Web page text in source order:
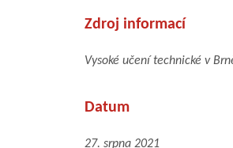
Zdroj informací
Vysoké učení technické v
Datum
27. srpna 2021